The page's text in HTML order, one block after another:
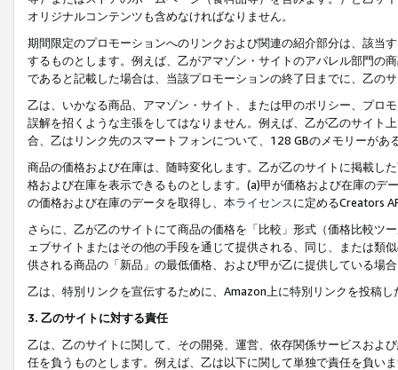
オリジナルコンテンツも含めなければなりません。
期間限定のプロモーションへのリンクおよび関連の紹介部分は、該当
するものとします。例えば、乙がアマゾン・サイトのアパレル部門の
であると記載した場合は、当該プロモーションの終了日までに、乙の
乙は、いかなる商品、アマゾン・サイト、または甲のポリシー、プロ
誤解を招くような主張をしてはなりません。例えば、乙が乙のサイト
合、乙はリンク先のスマートフォンについて、128 GBのメモリーがあ
商品の価格および在庫は、随時変化します。乙が乙のサイトに掲載し
格および在庫を表示できるものとします。(a)甲が価格および在庫の
の価格および在庫のデータを取得し、 本ライセンスに定めるCreators
さらに、乙が乙のサイトにて商品の価格を「比較」形式（価格比較ツ
ェブサイトまたはその他の手段を通じて提供される、同じ、または類
供される商品の「新品」の最低価格、および甲が乙に提供している場
乙は、特別リンクを宣伝するために、Amazon上に特別リンクを投稿
3. 乙のサイトに対する責任
乙は、乙のサイトに関して、その開発、運営、依存関係サービスおよ
任を負うものとします。例えば、乙は以下に関して単独で責任を負い